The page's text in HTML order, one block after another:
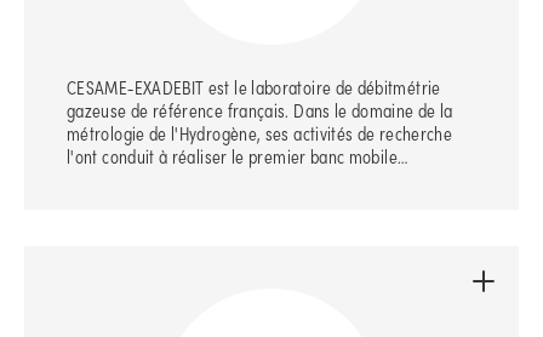
CESAME-EXADEBIT est le laboratoire de débitmétrie
gazeuse de référence français. Dans le domaine de la
métrologie de l'Hydrogène, ses activités de recherche
l'ont conduit à réaliser le premier banc mobile…